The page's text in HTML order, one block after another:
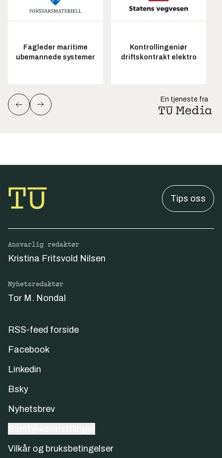
Fagleder maritime
ubemannede systemer
Kontrollingeniør
driftskontrakt elektro
En tjeneste fra
Tips oss
Ansvarlig redaktør
Kristina Fritsvold Nilsen
Nyhetsredaktør
Tor M. Nondal
RSS-feed forside
Facebook
Linkedin
Bsky
Nyhetsbrev
Vilkår og bruksbetingelser